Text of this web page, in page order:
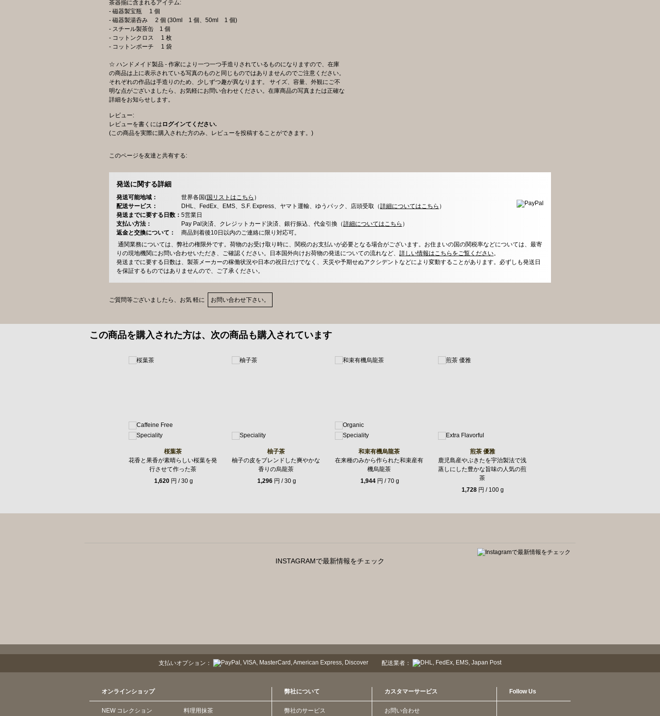
茶器揃に含まれるアイテム:
- 磁器製宝瓶 1 個
- 磁器製湯呑み 2 個 (30ml 1 個、50ml 1 個)
- スチール製茶缶 1 個
- コットンクロス 1 枚
- コットンポーチ 1 袋
☆ ハンドメイド製品 - 作家により一つ一つ手造りされているものになりますので、在庫
の商品は上に表示されている写真のものと同じものではありませんのでご注意ください。
それぞれの作品は手造りのため、少しずつ趣が異なります。 サイズ、容量、外観にご不
明な点がございましたら、お気軽にお問い合わせください。在庫商品の写真または正確な
詳細をお知らせします。
レビュー:
レビューを書くには ログインてください.
(この商品を実際に購入された方のみ、レビューを投稿することができます。)
このページを友達と共有する:
発送に関する詳細
発送可能地域： 世界各国(国リストはこちら ）
配送サービス：
DHL、FedEx、EMS、S.F. Express、ヤマト運輸、ゆうパック、店頭受取（詳細についてはこちら ）
発送までに要する日数： 5営業日
支払い方法：
Pay Pal決済、クレジットカード決済、銀行振込、代金引換（詳細についてはこちら ）
返金と交換について：
商品到着後10日以内のご連絡に限り対応可。
通関業務については、弊社の権限外です。荷物のお受け取り時に、関税のお支払いが必要となる場合がございます。お住まいの国の関税率などについては、最寄
りの現地機関にお問い合わせいただき、ご確認ください。日本国外向けお荷物の発送についての流れなど、 詳しい情報はこちらをご覧ください。
発送までに要する日数は、製茶メーカーの稼働状況や日本の祝日だけでなく、天災や予期せぬアクシデントなどにより変動することがあります。必ずしも発送日
を保証するものではありませんので、ご了承ください。
ご質問等ございましたら、お気 軽に お問い合わせ下さい。
この商品を購入された方は、次の商品も購入されています
桜葉茶
花香と果香が素晴らしい桜葉を発
行させて作った茶
1,620円 / 30 g
柚子茶
柚子の皮をブレンドした爽やかな
香りの烏龍茶
1,296円 / 30 g
和束有機烏龍茶
在来種のみから作られた和束産有
機烏龍茶
1,944円 / 70 g
煎茶 優雅
鹿児島産やぶきたを宇治製法で浅
蒸しにした豊かな旨味の人気の煎
茶
1,728 円 / 100 g
INSTAGRAMで最新情報をチェック
支払いオプション： 配送業者：
オンラインショップ
NEW コレクション
料理用抹茶
弊社について
弊社のサービス
カスタマーサービス
お問い合わせ
Follow Us